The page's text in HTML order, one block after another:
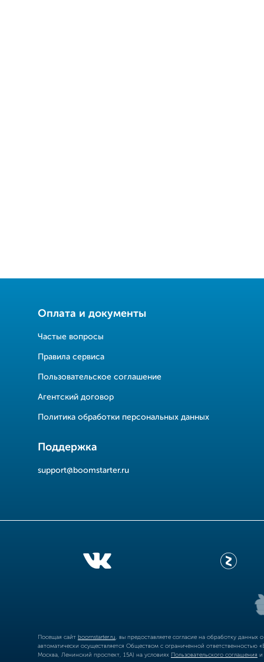
Оплата и документы
Частые вопросы
Правила сервиса
Пользовательское соглашение
Агентский договор
Политика обработки персональных данных
Поддержка
support@boomstarter.ru
Посещая сайт boomstarter.ru , вы предоставляете согласие на обработку
автоматически осуществляется Обществом с ограниченной
Москва, Ленинский проспект, 15А) на условиях Пользовательского соглашения и